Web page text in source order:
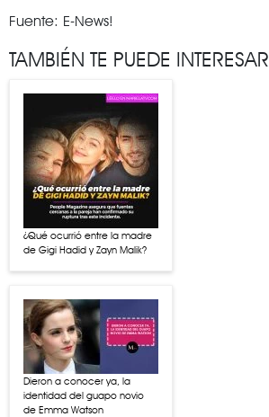
Fuente: E-News!
TAMBIÉN TE PUEDE INTERESAR
¿Qué ocurrió entre la madre
de Gigi Hadid y Zayn Malik?
Dieron a conocer ya, la
identidad del guapo novio
de Emma Watson